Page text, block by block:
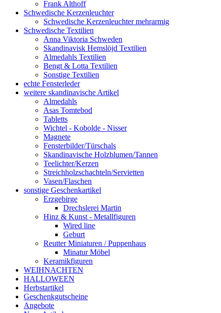
Frank Althoff
Schwedische Kerzenleuchter
Schwedische Kerzenleuchter mehrarmig
Schwedische Textilien
Anna Viktoria Schweden
Skandinavisk Hemslöjd Textilien
Almedahls Textilien
Bengt & Lotta Textilien
Sonstige Textilien
echte Fensterleder
weitere skandinavische Artikel
Almedahls
Asas Tomtebod
Tabletts
Wichtel - Kobolde - Nisser
Magnete
Fensterbilder/Türschals
Skandinavische Holzblumen/Tannen
Teelichter/Kerzen
Streichholzschachteln/Servietten
Vasen/Flaschen
sonstige Geschenkartikel
Erzgebirge
Drechslerei Martin
Hinz & Kunst - Metallfiguren
Wired line
Geburt
Reutter Miniaturen / Puppenhaus
Minatur Möbel
Keramikfiguren
WEIHNACHTEN
HALLOWEEN
Herbstartikel
Geschenkgutscheine
Angebote